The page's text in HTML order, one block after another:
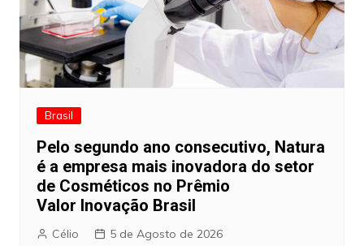
Brasil
Pelo segundo ano consecutivo, Natura
é a empresa mais inovadora do setor
de Cosméticos no Prêmio
Valor Inovação Brasil
Célio 5 de Agosto de 2026